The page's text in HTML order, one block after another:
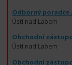
Ústí nad Labem
Obchodní
Ústí nad Labem